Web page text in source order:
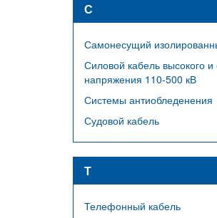
С
Самонесущий
Силовой кабель высокого и
напряжения 110-500 кВ
Системы антиобледенения
Судовой кабель
Т
Телефонный кабель